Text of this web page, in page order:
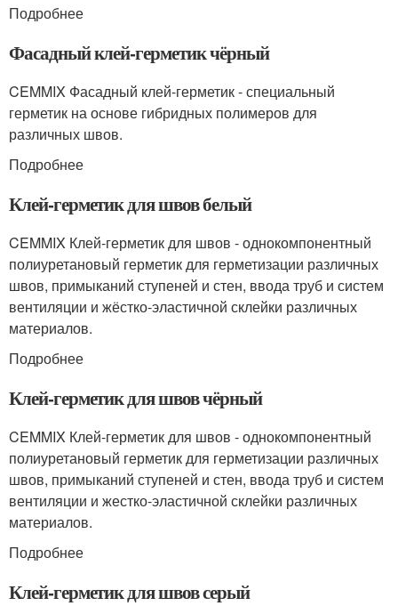
Подробнее
Фасадный клей-герметик чёрный
CEMMIX Фасадный клей-герметик - специальный
герметик на основе гибридных полимеров для
различных швов.
Подробнее
Клей-герметик для швов белый
CEMMIX Клей-герметик для швов - однокомпонентный
полиуретановый герметик для герметизации различных
швов, примыканий ступеней и стен, ввода труб и систем
вентиляции и жёстко-эластичной склейки различных
материалов.
Подробнее
Клей-герметик для швов чёрный
CEMMIX Клей-герметик для швов - однокомпонентный
полиуретановый герметик для герметизации различных
швов, примыканий ступеней и стен, ввода труб и систем
вентиляции и жестко-эластичной склейки различных
материалов.
Подробнее
Клей-герметик для швов серый